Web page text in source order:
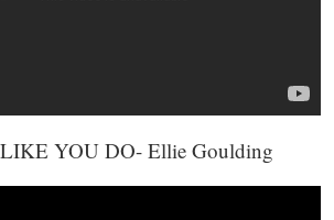
YOU DO- Ellie Goulding